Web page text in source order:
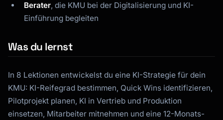
Berater, die KMU bei der Digitalisierung und KI-
Einführung begleiten
Was du lernst
In 8 Lektionen entwickelst du eine KI-Strategie für dein
KMU: KI-Reifegrad bestimmen, Quick Wins identifizieren,
Pilotprojekt planen, KI in Vertrieb und Produktion
einsetzen, Mitarbeiter mitnehmen und eine 12-Monats-
Kai
Kursfinder · für dich da